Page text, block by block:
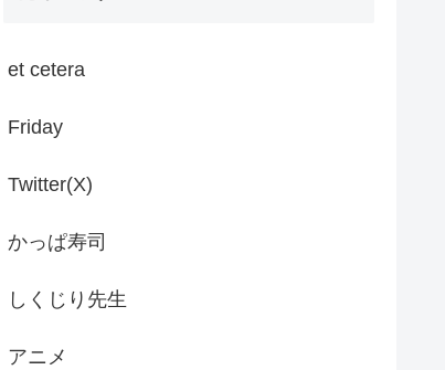
et cetera
Friday
Twitter(X)
かっぱ寿司
しくじり先生
アニメ